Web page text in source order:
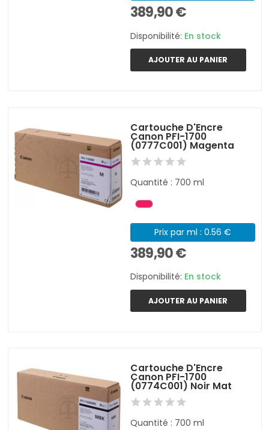
389,90 €
Disponibilité: En stock
AJOUTER AU PANIER
Cartouche D'Encre
Canon PFI-1700
(0777C001) Magenta
Quantité : 700 ml
Prix par ml : 0.56 €
389,90 €
Disponibilité: En stock
AJOUTER AU PANIER
Cartouche D'Encre
Canon PFI-1700
(0774C001) Noir Mat
Quantité : 700 ml